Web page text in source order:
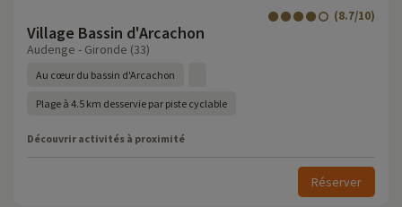
Village Bassin d'Arcachon
(8.7/10)
Audenge - Gironde (33)
Au cœur du bassin d'Arcachon
Plage à 4.5 km desservie par piste cyclable
Découvrir activités à proximité
Réserver